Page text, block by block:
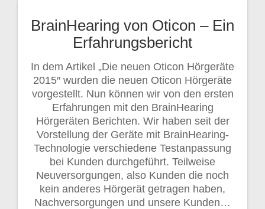
BrainHearing von Oticon – Ein
Erfahrungsbericht
In dem Artikel „Die neuen Oticon Hörgeräte
2015″ wurden die neuen Oticon Hörgeräte
vorgestellt. Nun können wir von den ersten
Erfahrungen mit den BrainHearing
Hörgeräten Berichten. Wir haben seit der
Vorstellung der Geräte mit BrainHearing-
Technologie verschiedene Testanpassung
bei Kunden durchgeführt. Teilweise
Neuversorgungen, also Kunden die noch
kein anderes Hörgerät getragen haben,
Nachversorgungen und unsere Kunden…